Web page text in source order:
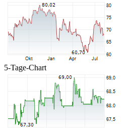
5-Tage-Chart